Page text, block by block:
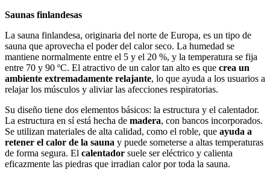
Saunas finlandesas
La sauna finlandesa, originaria del norte de Europa, es un tipo de
sauna que aprovecha el poder del calor seco. La humedad se
mantiene normalmente entre el 5 y el 20 %, y la temperatura se fija
entre 70 y 90 ºC. El atractivo de un calor tan alto es que crea un
ambiente extremadamente relajante, lo que ayuda a los usuarios a
relajar los músculos y aliviar las afecciones respiratorias.
Su diseño tiene dos elementos básicos: la estructura y el calentador.
La estructura en sí está hecha de madera, con bancos incorporados.
Se utilizan materiales de alta calidad, como el roble, que ayuda a
retener el calor de la sauna y puede someterse a altas temperaturas
de forma segura. El calentador suele ser eléctrico y calienta
eficazmente las piedras que irradian calor por toda la sauna.